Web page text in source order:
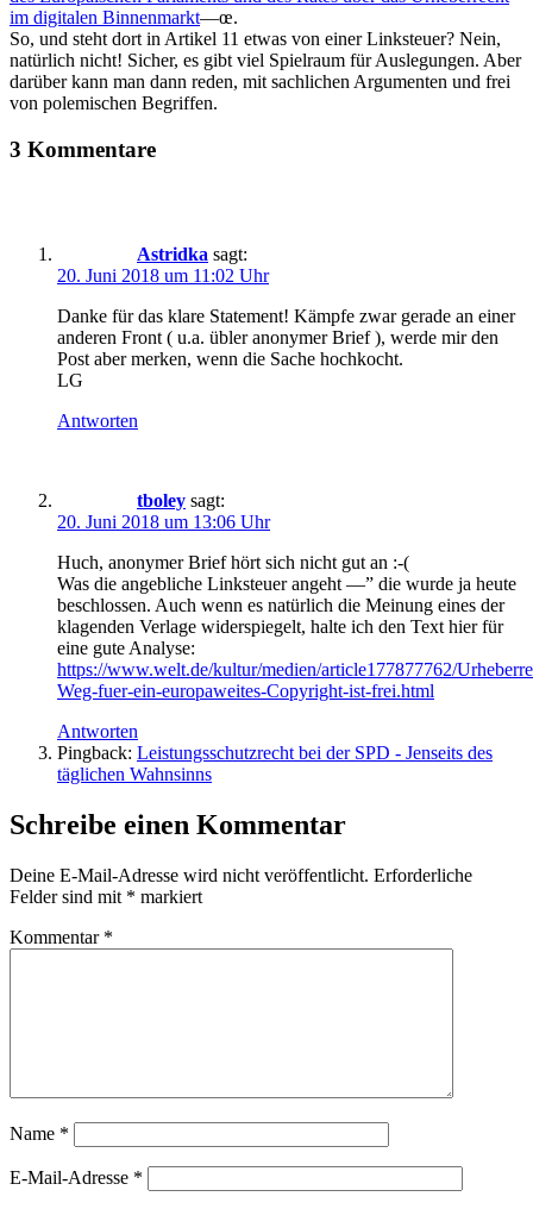
im digitalen Binnenmarkt—œ.
So, und steht dort in Artikel 11 etwas von einer Linksteuer? Nein,
natürlich nicht! Sicher, es gibt viel Spielraum für Auslegungen. Aber
darüber kann man dann reden, mit sachlichen Argumenten und frei
von polemischen Begriffen.
3 Kommentare
Astridka sagt:
20. Juni 2018 um 11:02 Uhr
Danke für das klare Statement! Kämpfe zwar gerade an einer
anderen Front ( u.a. übler anonymer Brief ), werde mir den
Post aber merken, wenn die Sache hochkocht.
LG
Antworten
tboley sagt:
20. Juni 2018 um 13:06 Uhr
Huch, anonymer Brief hört sich nicht gut an :-(
Was die angebliche Linksteuer angeht —” die wurde ja heute
beschlossen. Auch wenn es natürlich die Meinung eines der
klagenden Verlage widerspiegelt, halte ich den Text hier für
eine gute Analyse:
https://www.welt.de/kultur/medien/article177877762/
Weg-fuer-ein-europaweites-Copyright-ist-frei.html
Antworten
Pingback: Leistungsschutzrecht bei der SPD - Jenseits des
täglichen Wahnsinns
Schreibe einen Kommentar
Deine E-Mail-Adresse wird nicht veröffentlicht. Erforderliche
Felder sind mit * markiert
Kommentar *
Name *
E-Mail-Adresse *